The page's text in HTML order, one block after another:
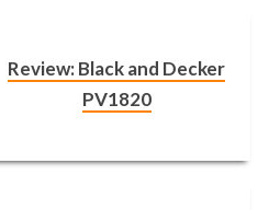
Review: Black and Decker
PV1820